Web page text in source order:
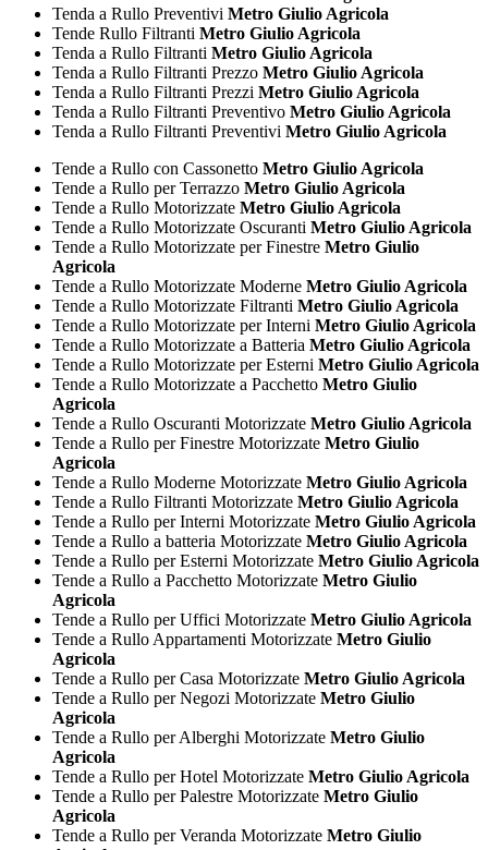
Tenda a Rullo Preventivi Metro Giulio Agricola
Tende Rullo Filtranti Metro Giulio Agricola
Tenda a Rullo Filtranti Metro Giulio Agricola
Tenda a Rullo Filtranti Prezzo Metro Giulio Agricola
Tenda a Rullo Filtranti Prezzi Metro Giulio Agricola
Tenda a Rullo Filtranti Preventivo Metro Giulio Agricola
Tenda a Rullo Filtranti Preventivi Metro Giulio Agricola
Tende a Rullo con Cassonetto Metro Giulio Agricola
Tende a Rullo per Terrazzo Metro Giulio Agricola
Tende a Rullo Motorizzate Metro Giulio Agricola
Tende a Rullo Motorizzate Oscuranti Metro Giulio Agricola
Tende a Rullo Motorizzate per Finestre Metro Giulio
Agricola
Tende a Rullo Motorizzate Moderne Metro Giulio Agricola
Tende a Rullo Motorizzate Filtranti Metro Giulio Agricola
Tende a Rullo Motorizzate per Interni Metro Giulio Agricola
Tende a Rullo Motorizzate a Batteria Metro Giulio Agricola
Tende a Rullo Motorizzate per Esterni Metro Giulio Agricola
Tende a Rullo Motorizzate a Pacchetto Metro Giulio
Agricola
Tende a Rullo Oscuranti Motorizzate Metro Giulio Agricola
Tende a Rullo per Finestre Motorizzate Metro Giulio
Agricola
Tende a Rullo Moderne Motorizzate Metro Giulio Agricola
Tende a Rullo Filtranti Motorizzate Metro Giulio Agricola
Tende a Rullo per Interni Motorizzate Metro Giulio Agricola
Tende a Rullo a batteria Motorizzate Metro Giulio Agricola
Tende a Rullo per Esterni Motorizzate Metro Giulio Agricola
Tende a Rullo a Pacchetto Motorizzate Metro Giulio
Agricola
Tende a Rullo per Uffici Motorizzate Metro Giulio Agricola
Tende a Rullo Appartamenti Motorizzate Metro Giulio
Agricola
Tende a Rullo per Casa Motorizzate Metro Giulio Agricola
Tende a Rullo per Negozi Motorizzate Metro Giulio
Agricola
Tende a Rullo per Alberghi Motorizzate Metro Giulio
Agricola
Tende a Rullo per Hotel Motorizzate Metro Giulio Agricola
Tende a Rullo per Palestre Motorizzate Metro Giulio
Agricola
Tende a Rullo per Veranda Motorizzate Metro Giulio